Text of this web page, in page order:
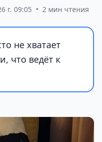
г. 09:05 • 2 мин чтения
не хватает
что ведёт к